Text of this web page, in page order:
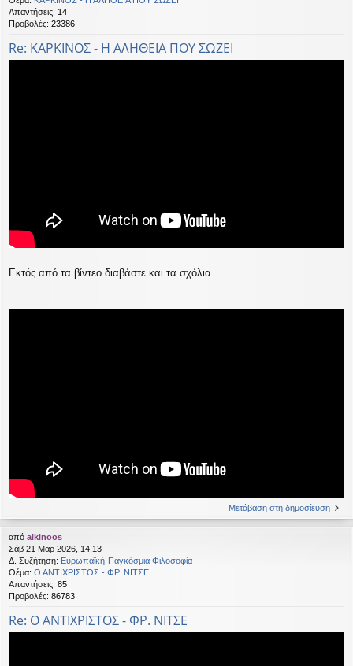
Απαντήσεις: 14
Προβολές: 23386
Re: ΚΑΡΚΙΝΟΣ - Η ΑΛΗΘΕΙΑ ΠΟΥ ΣΩΖΕΙ
Εκτός από τα βίντεο διαβάστε και τα σχόλια..
Μετάβαση στη δημοσίευση
από alkinoos
Σάβ 21 Μαρ 2026, 14:13
Δ. Συζήτηση: Ευρωπαϊκή-Παγκόσμια Φιλοσοφία
Θέμα: Ο ΑΝΤΙΧΡΙΣΤΟΣ - ΦΡ. ΝΙΤΣΕ
Απαντήσεις: 85
Προβολές: 86783
Re: Ο ΑΝΤΙΧΡΙΣΤΟΣ - ΦΡ. ΝΙΤΣΕ